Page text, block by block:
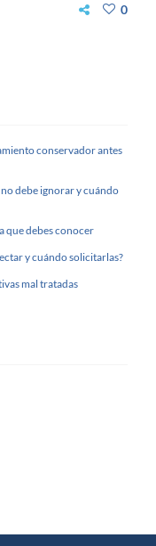
0
conservador antes
debe ignorar y cuándo
que debes conocer
y cuándo solicitarlas?
mal tratadas